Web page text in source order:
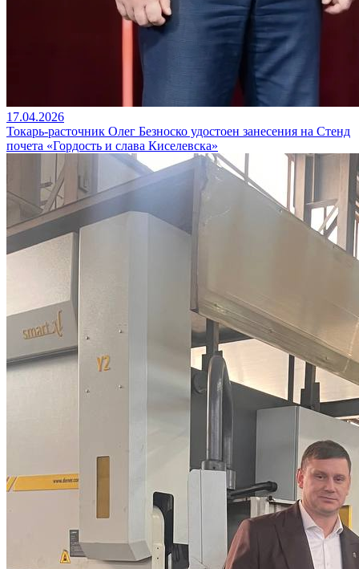
17.04.2026
Токарь-расточник Олег Безноско удостоен занесения на Стенд
почета «Гордость и слава Киселевска»